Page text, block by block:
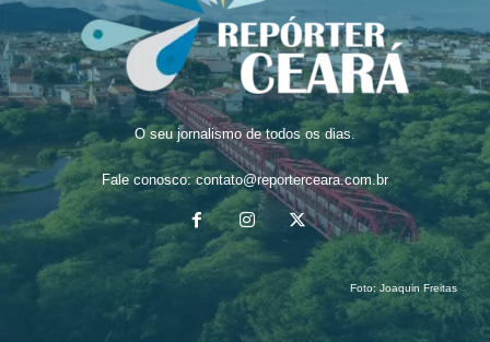
O seu jornalismo de todos os dias.
Fale conosco:contato@reporterceara.com.br
Foto: Joaquin Freitas